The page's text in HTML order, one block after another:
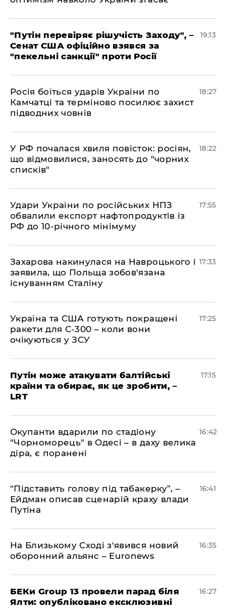
​"Путін перевіряє рішучість Заходу", –
Сенат США офіційно взявся за
"пекельні санкції" проти Росії
19:13
​Росія боїться ударів України по
Камчатці та терміново посилює захист
підводних човнів
18:27
​У РФ почалася хвиля повісток: росіян,
що відмовилися, заносять до "чорних
списків"
18:22
​Удари України по російських НПЗ
обвалили експорт нафтопродуктів із
РФ до 10-річного мінімуму
17:55
​Захарова накинулася на Навроцького і
заявила, що Польща зобов'язана
існуванням Сталіну
17:33
​Україна та США готують покращені
ракети для С-300 – коли вони
очікуються у ЗСУ
17:25
​Путін може атакувати балтійські
країни та обирає, як це зробити, –
LRT
17:15
​Окупанти вдарили по стадіону
"Чорноморець" в Одесі – в даху велика
діра, є поранені
16:42
​“Підставить голову під табакерку”, –
Ейдман описав сценарій краху влади
Путіна
16:41
На Близькому Сході з'явився новий
оборонний альянс – Euronews
16:35
БЕКи Group 13 провели парад біля
Ялти: опубліковано ексклюзивні
16:27